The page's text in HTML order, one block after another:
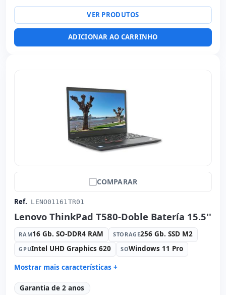
Específico laptop: Layout do teclado Espanhol
hR embalagens
Peso: 1.45 Kg.
VER PRODUTOS
ADICIONAR AO CARRINHO
COMPARAR
Ref. LENO01161TR01
Lenovo ThinkPad T580-Doble Batería 15.5''
RAM16 Gb. SO-DDR4 RAM STORAGE256 Gb. SSD M2
GPUIntel UHD Graphics 620 SOWindows 11 Pro
Mostrar mais características +
Connectivity: Intel Ethernet Connection I219-v
Garantia de 2 anos